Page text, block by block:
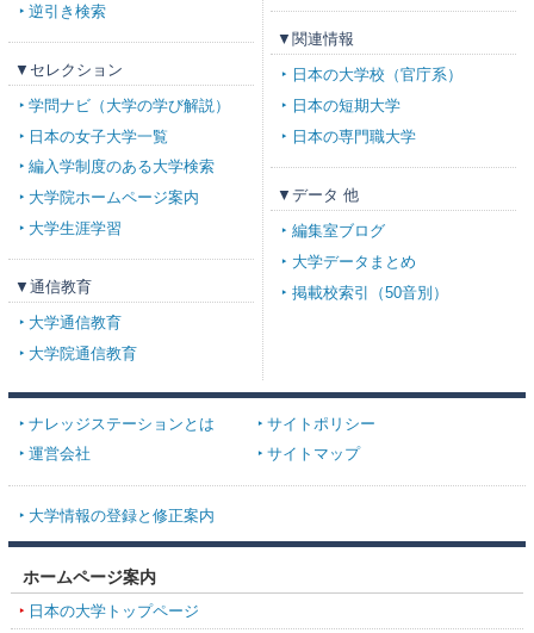
逆引き検索
▼セレクション
学問ナビ（大学の学び解説）
日本の女子大学一覧
編入学制度のある大学検索
大学院ホームページ案内
大学生涯学習
▼通信教育
大学通信教育
大学院通信教育
▼関連情報
日本の大学校（官庁系）
日本の短期大学
日本の専門職大学
▼データ 他
編集室ブログ
大学データまとめ
掲載校索引（50音別）
ナレッジステーションとは
サイトポリシー
運営会社
サイトマップ
大学情報の登録と修正案内
ホームページ案内
日本の大学トップページ